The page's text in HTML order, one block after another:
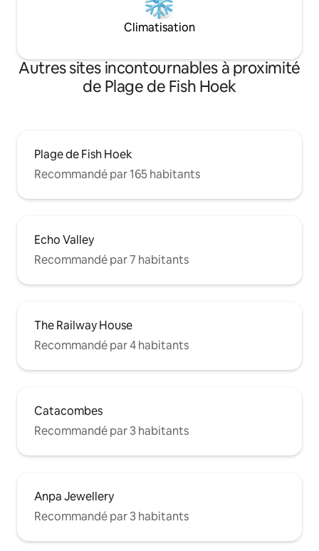
Climatisation
Autres sites incontournables à proximité
de Plage de Fish Hoek
Plage de Fish Hoek
Recommandé par 165 habitants
Echo Valley
Recommandé par 7 habitants
The Railway House
Recommandé par 4 habitants
Catacombes
Recommandé par 3 habitants
Anpa Jewellery
Recommandé par 3 habitants